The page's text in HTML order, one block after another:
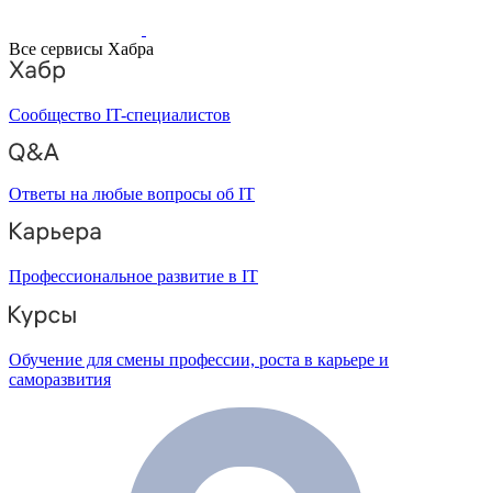
Все сервисы Хабра
Сообщество IT-специалистов
Ответы на любые вопросы об IT
Профессиональное развитие в IT
Обучение для смены профессии, роста в карьере и
саморазвития